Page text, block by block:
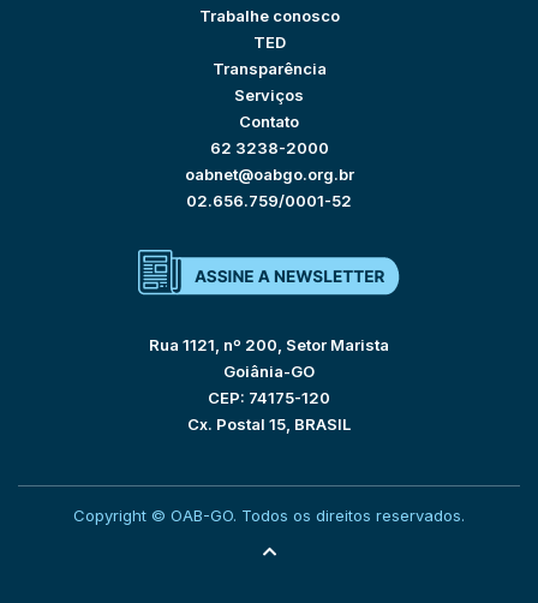
Trabalhe conosco
TED
Transparência
Serviços
Contato
62 3238-2000
oabnet@oabgo.org.br
02.656.759/0001-52
Rua 1121, nº 200, Setor Marista
Goiânia-GO
CEP: 74175-120
Cx. Postal 15, BRASIL
Copyright © OAB-GO. Todos os direitos reservados.